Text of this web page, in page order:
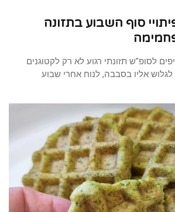
סוף השבוע בתזונה
לסופ"ש תזונתי רגוע לא רק לקטוגנים
אליו בסבבה, לנוח אחרי שבוע